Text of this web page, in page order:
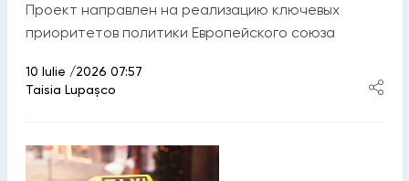
Проект направлен на реализацию ключевых
приоритетов политики Европейского союза
10 Iulie /2026 07:57
Taisia Lupaşco